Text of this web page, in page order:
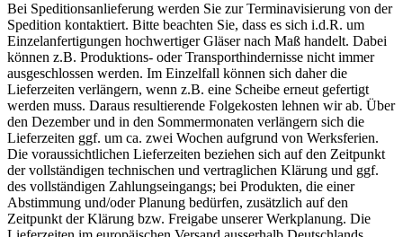
Bei Speditionsanlieferung werden Sie zur Terminavisierung von der
Spedition kontaktiert. Bitte beachten Sie, dass es sich i.d.R. um
Einzelanfertigungen hochwertiger Gläser nach Maß handelt. Dabei
können z.B. Produktions- oder Transporthindernisse nicht immer
ausgeschlossen werden. Im Einzelfall können sich daher die
Lieferzeiten verlängern, wenn z.B. eine Scheibe erneut gefertigt
werden muss. Daraus resultierende Folgekosten lehnen wir ab. Über
den Dezember und in den Sommermonaten verlängern sich die
Lieferzeiten ggf. um ca. zwei Wochen aufgrund von Werksferien.
Die voraussichtlichen Lieferzeiten beziehen sich auf den Zeitpunkt
der vollständigen technischen und vertraglichen Klärung und ggf.
des vollständigen Zahlungseingangs; bei Produkten, die einer
Abstimmung und/oder Planung bedürfen, zusätzlich auf den
Zeitpunkt der Klärung bzw. Freigabe unserer Werkplanung. Die